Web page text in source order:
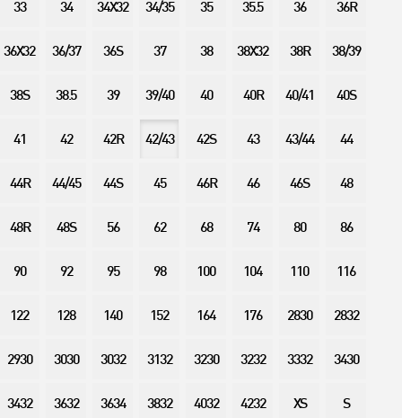
33 34 34X32 34/35 35 35.5 36 36R
36X32 36/37 36S 37 38 38X32 38R 38/39
38S 38.5 39 39/40 40 40R 40/41 40S
41 42 42R 42/43 42S 43 43/44 44
44R 44/45 44S 45 46R 46 46S 48
48R 48S 56 62 68 74 80 86
90 92 95 98 100 104 110 116
122 128 140 152 164 176 2830 2832
2930 3030 3032 3132 3230 3232 3332 3430
3432 3632 3634 3832 4032 4232 XS S